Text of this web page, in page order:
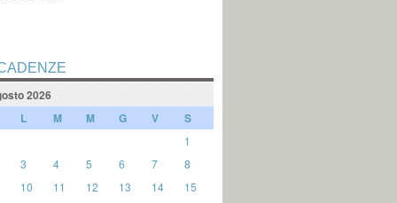
2026
L M M G V S
1
3 4 5 6 7
8
10 11 12 13 14
15